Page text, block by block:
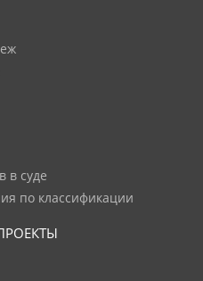
в суде
по классификации